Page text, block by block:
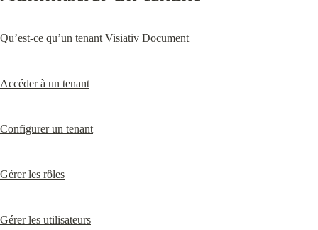
Qu’est-ce qu’un tenant Visiativ Document
Accéder à un tenant
Configurer un tenant
Gérer les rôles
Gérer les utilisateurs